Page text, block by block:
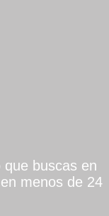
que buscas en
menos de 24